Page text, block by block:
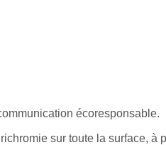
écoresponsable.
sur toute la surface, à